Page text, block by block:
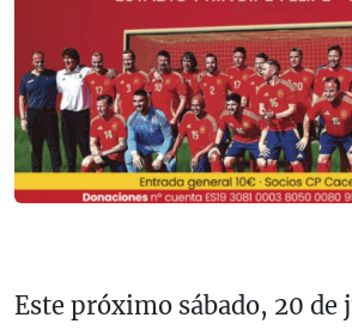
Este próximo sábado, 20 de